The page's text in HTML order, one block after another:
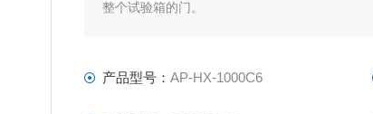
整个试验箱的门。
产品型号： AP-HX-1000C6